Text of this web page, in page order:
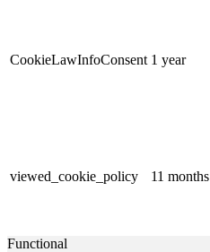
CookieLawInfoConsent 1 year
viewed_cookie_policy 11 months
Functional